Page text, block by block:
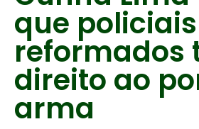
que policiais
reformados
direito ao
arma